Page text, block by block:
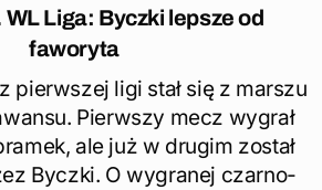
Liga: Byczki lepsze od
faworyta
pierwszej ligi stał się z marszu
Pierwszy mecz wygrał
ale już w drugim został
Byczki. O wygranej czarno-